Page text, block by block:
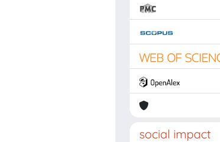
social impact